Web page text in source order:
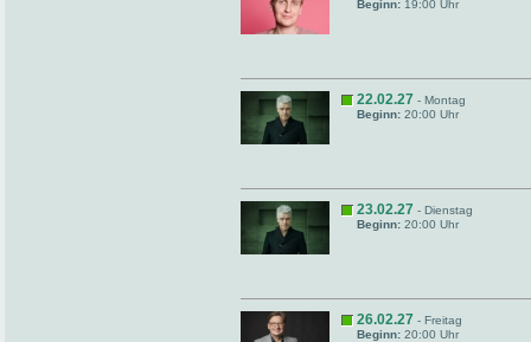
Beginn: 19:00 Uhr
22.02.27 - Montag
Beginn: 20:00 Uhr
23.02.27 - Dienstag
Beginn: 20:00 Uhr
26.02.27 - Freitag
Beginn: 20:00 Uhr